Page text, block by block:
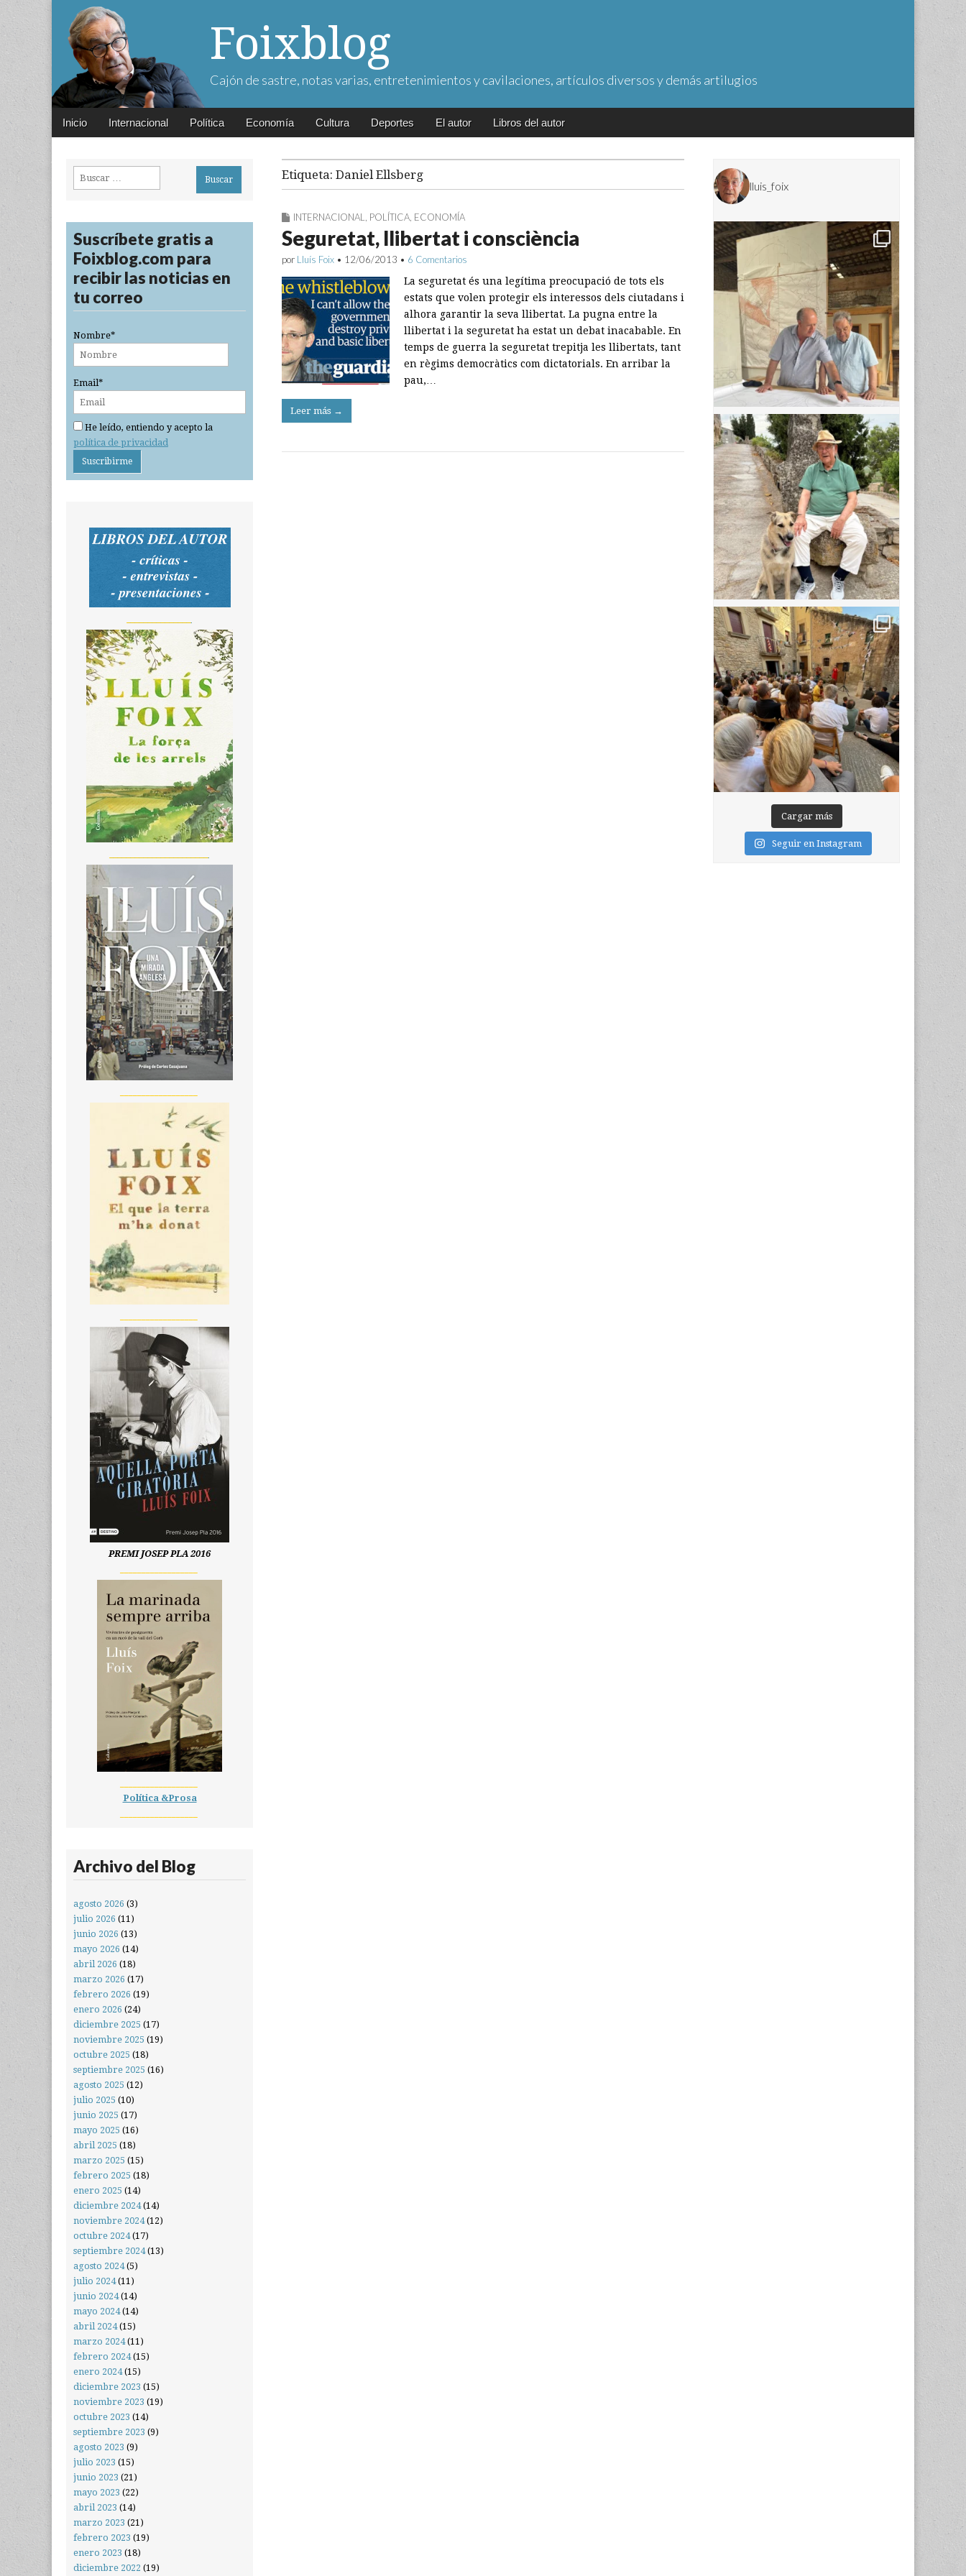
Foixblog
Cajón de sastre, notas varias, entretenimientos y cavilaciones, artículos diversos y demás artilugios
Main
Skip
Inicio Internacional Política Economía Cultura Deportes El autor Libros del autor
Etiqueta: Daniel Ellsberg
INTERNACIONAL POLÍTICA ECONOMÍA
Seguretat, llibertat i consciència
por Lluís Foix • 12/06/2013 • 6 Comentarios
La seguretat és una legítima preocupació de tots els
estats que volen protegir els interessos dels ciutadans i
alhora garantir la seva llibertat. La pugna entre la
llibertat i la seguretat ha estat un debat inacabable. En
temps de guerra la seguretat trepitja les llibertats, tant
en règims democràtics com dictatorials. En arribar la
pau,…
Leer más →
Buscar:
Suscríbete gratis a
Foixblog.com para
recibir las noticias en
tu correo
Nombre*
Email*
He leído, entiendo y acepto la
política de privacidad
PREMI JOSEP PLA 2016
Política &Prosa
Archivo del Blog
agosto 2026 (3)
julio 2026 (11)
junio 2026 (13)
mayo 2026 (14)
abril 2026 (18)
marzo 2026 (17)
febrero 2026 (19)
enero 2026 (24)
diciembre 2025 (17)
noviembre 2025 (19)
octubre 2025 (18)
septiembre 2025 (16)
agosto 2025 (12)
julio 2025 (10)
junio 2025 (17)
mayo 2025 (16)
abril 2025 (18)
marzo 2025 (15)
febrero 2025 (18)
enero 2025 (14)
diciembre 2024(14)
noviembre 2024(12)
octubre 2024(17)
septiembre 2024(13)
agosto 2024(5)
julio 2024(11)
junio 2024(14)
mayo 2024(14)
abril 2024(15)
marzo 2024(11)
febrero 2024(15)
enero 2024(15)
diciembre 2023 (15)
noviembre 2023 (19)
octubre 2023 (14)
septiembre 2023 (9)
agosto 2023 (9)
julio 2023 (15)
junio 2023 (21)
mayo 2023 (22)
abril 2023 (14)
marzo 2023 (21)
febrero 2023 (19)
enero 2023 (18)
diciembre 2022 (19)
lluis_foix
Cargar más
Seguir en Instagram